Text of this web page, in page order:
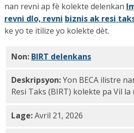
nan revni ap fè kolekte delenkan
revni dlo, revni biznis ak resi
ke yo te itilize yo kolekte dèt.
Non: BIRT delenkansBECA FY
Deskripsyon:Yon BECA ilistre
Resi Taks (BIRT) kolekte pa Vil la
Lage:Avril 21, 2026